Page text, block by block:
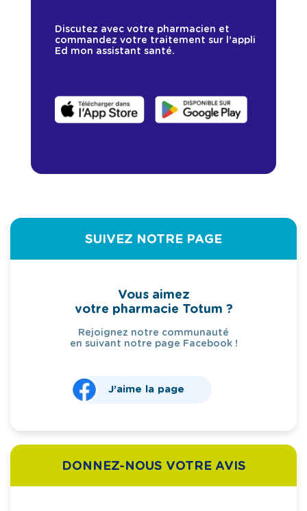
Discutez avec votre pharmacien et
commandez votre traitement sur l’appli
Ed mon assistant santé.
SUIVEZ NOTRE PAGE
Vous aimez
votre pharmacie Totum ?
Rejoignez notre communauté
en suivant notre page Facebook !
J’aime la page
DONNEZ-NOUS VOTRE AVIS